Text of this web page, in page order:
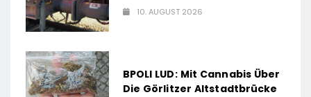
10. AUGUST 2026
BPOLI LUD: Mit Cannabis Über
Die Görlitzer Altstadtbrücke